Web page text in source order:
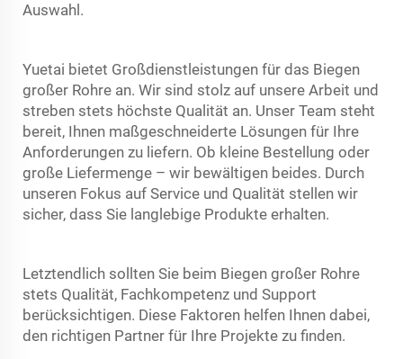
Auswahl.
Yuetai bietet Großdienstleistungen für das Biegen
großer Rohre an. Wir sind stolz auf unsere Arbeit und
streben stets höchste Qualität an. Unser Team steht
bereit, Ihnen maßgeschneiderte Lösungen für Ihre
Anforderungen zu liefern. Ob kleine Bestellung oder
große Liefermenge – wir bewältigen beides. Durch
unseren Fokus auf Service und Qualität stellen wir
sicher, dass Sie langlebige Produkte erhalten.
Letztendlich sollten Sie beim Biegen großer Rohre
stets Qualität, Fachkompetenz und Support
berücksichtigen. Diese Faktoren helfen Ihnen dabei,
den richtigen Partner für Ihre Projekte zu finden.